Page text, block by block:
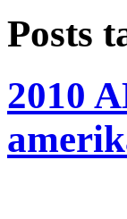
Posts
2010